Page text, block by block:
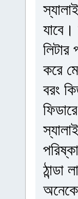
লিটার
করে
বরং
ঠান্ডা